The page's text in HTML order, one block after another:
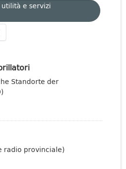
e servizi
Standorte der
radio provinciale)